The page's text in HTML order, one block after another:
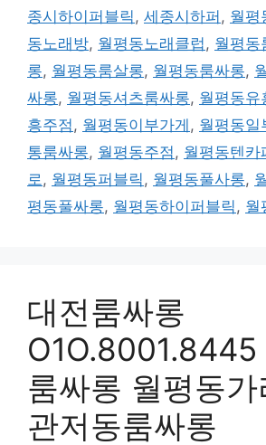
종시하이퍼블릭, 세종시하퍼 , 월평
동노래방, 월평동노래클럽, 월평동
롱, 월평동룸살롱, 월평동룸싸롱,
싸롱, 월평동셔츠룸싸롱, 월평동유
흥주점, 월평동이부가게 , 월평동일
통룸싸롱, 월평동주점, 월평동텐카
로, 월평동퍼블릭, 월평동풀사롱,
평동풀싸롱, 월평동하이퍼블릭, 월
대전룸싸롱
O1O.8001.8445
룸싸롱 월평동가
관저동룸싸롱